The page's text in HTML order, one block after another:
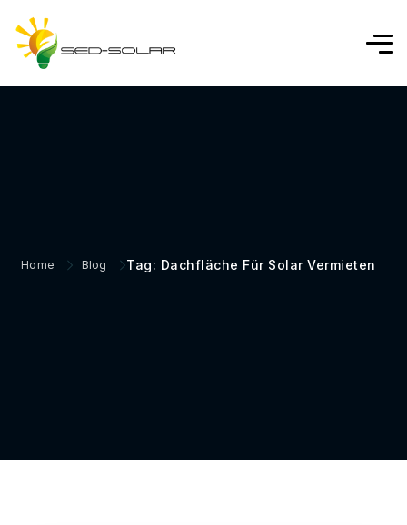
Home Blog Tag: Dachfläche Für Solar Vermieten